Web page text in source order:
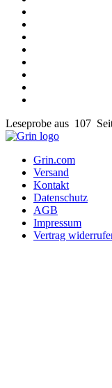
Leseprobe aus 107
Grin.com
Versand
Kontakt
Datenschutz
AGB
Impressum
Vertrag